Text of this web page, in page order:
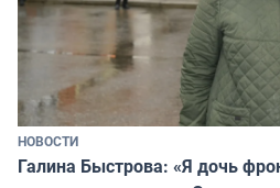
НОВОСТИ
Галина Быстрова: «Я дочь